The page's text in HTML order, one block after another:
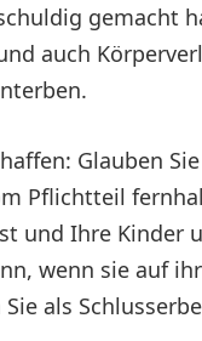
gemacht
auch
Glauben
Pflichtteil
und Ihre Kinder
wenn sie auf
als